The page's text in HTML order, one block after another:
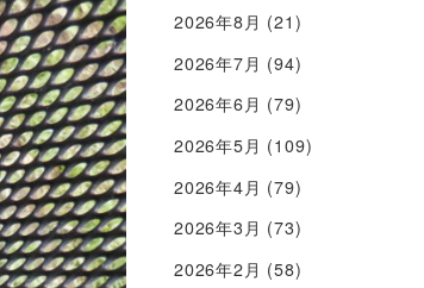
2026年8月 (21)
2026年7月 (94)
2026年6月 (79)
2026年5月 (109)
2026年4月 (79)
2026年3月 (73)
2026年2月 (58)